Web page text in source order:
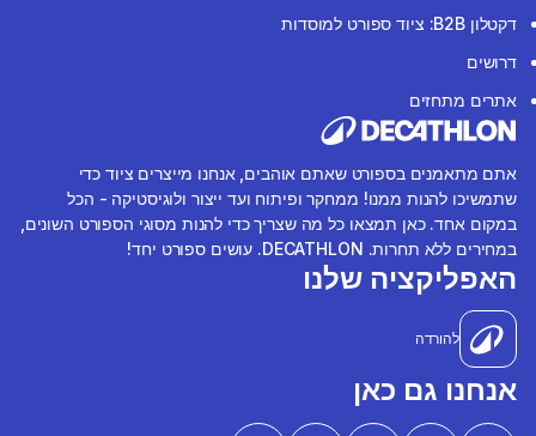
דקטלון B2B: ציוד ספורט למוסדות
דרושים
אתרים מתחזים
אתם מתאמנים בספורט שאתם אוהבים, אנחנו מייצרים ציוד כדי
שתמשיכו להנות ממנו! ממחקר ופיתוח ועד ייצור ולוגיסטיקה - הכל
במקום אחד. כאן תמצאו כל מה שצריך כדי להנות מסוגי הספורט השונים,
במחירים ללא תחרות. DECATHLON. עושים ספורט יחד!
האפליקציה שלנו
להורדה
אנחנו גם כאן